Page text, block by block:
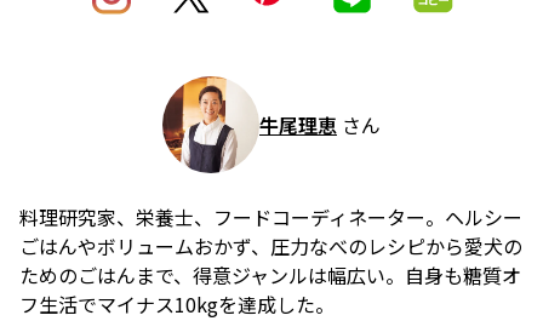
牛尾理恵 さん
料理研究家、栄養士、フードコーディネーター。ヘルシー
ごはんやボリュームおかず、圧力なべのレシピから愛犬の
ためのごはんまで、得意ジャンルは幅広い。自身も糖質オ
フ生活でマイナス10kgを達成した。